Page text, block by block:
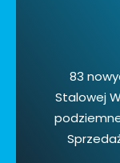
83
Stalowej